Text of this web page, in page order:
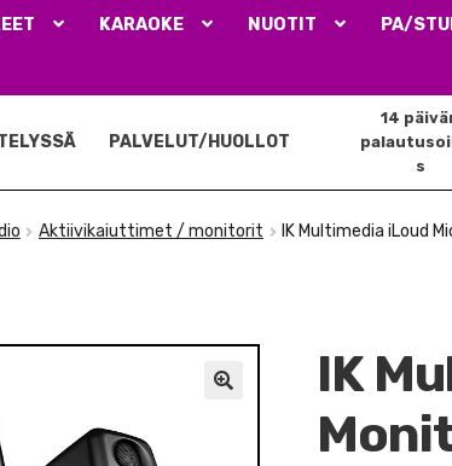
KARAOKE NUOTIT PA/
14
s
PALVELUT/HUOLLOT
Aktiivikaiuttimet / monitorit IK Multimedia iLoud
IK